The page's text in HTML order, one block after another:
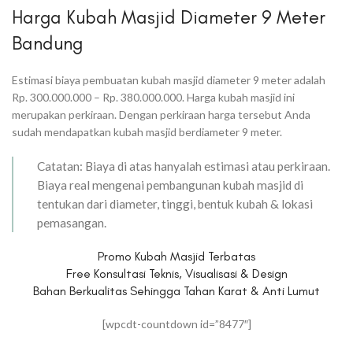
Harga Kubah Masjid Diameter 9 Meter
Bandung
Estimasi biaya pembuatan kubah masjid diameter 9 meter adalah
Rp. 300.000.000 – Rp. 380.000.000. Harga kubah masjid ini
merupakan perkiraan. Dengan perkiraan harga tersebut Anda
sudah mendapatkan kubah masjid berdiameter 9 meter.
Catatan: Biaya di atas hanyalah estimasi atau perkiraan.
Biaya real mengenai pembangunan kubah masjid di
tentukan dari diameter, tinggi, bentuk kubah & lokasi
pemasangan.
Promo Kubah Masjid Terbatas
Free Konsultasi Teknis, Visualisasi & Design
Bahan Berkualitas Sehingga Tahan Karat & Anti Lumut
[wpcdt-countdown id=”8477″]